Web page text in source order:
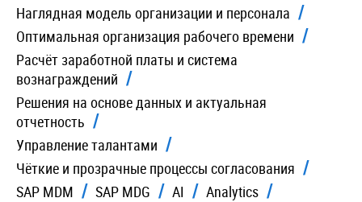
Наглядная модель организации и персонала
Оптимальная организация рабочего времени
Расчёт заработной платы и система
вознаграждений
Решения на основе данных и актуальная
отчетность
Управление талантами
Чёткие и прозрачные процессы согласования
SAP MDM
SAP MDG AI
Analytics